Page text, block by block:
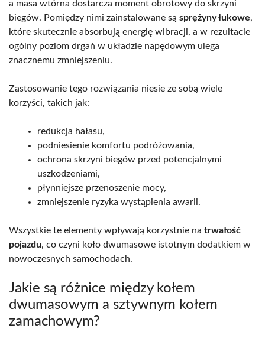
a masa wtórna dostarcza moment obrotowy do skrzyni
biegów. Pomiędzy nimi zainstalowane są sprężyny łukowe,
które skutecznie absorbują energię wibracji, a w rezultacie
ogólny poziom drgań w układzie napędowym ulega
znacznemu zmniejszeniu.
Zastosowanie tego rozwiązania niesie ze sobą wiele
korzyści, takich jak:
redukcja hałasu,
podniesienie komfortu podróżowania,
ochrona skrzyni biegów przed potencjalnymi
uszkodzeniami,
płynniejsze przenoszenie mocy,
zmniejszenie ryzyka wystąpienia awarii.
Wszystkie te elementy wpływają korzystnie na trwałość
pojazdu, co czyni koło dwumasowe istotnym dodatkiem w
nowoczesnych samochodach.
Jakie są różnice między kołem
dwumasowym a sztywnym kołem
zamachowym?